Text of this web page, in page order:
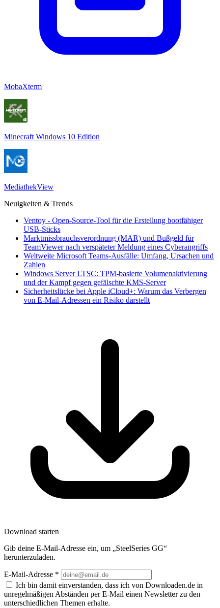
MobaXterm
Minecraft Windows 10 Edition
MediathekView
Neuigkeiten & Trends
Ventoy - Open-Source-Tool für die Erstellung bootfähiger
USB-Sticks
Marktmissbrauchsverordnung (MAR) und Bußgeld für
TeamViewer nach verspäteter Meldung eines Cyberangriffs
Weltweite Microsoft Teams-Ausfälle: Umfang, Ursachen und
Zahlen
Windows Server LTSC: TPM-basierte Volumenaktivierung
und der Kampf gegen gefälschte KMS-Server
Sicherheitslücke bei Apple iCloud+: Warum das Verbergen
von E-Mail-Adressen ein Risiko darstellt
Download starten
Gib deine E-Mail-Adresse ein, um „SteelSeries GG“
herunterzuladen.
E-Mail-Adresse *
Ich bin damit einverstanden, dass ich von Downloaden.de in
unregelmäßigen Abständen per E-Mail einen Newsletter zu den
unterschiedlichen Themen erhalte.